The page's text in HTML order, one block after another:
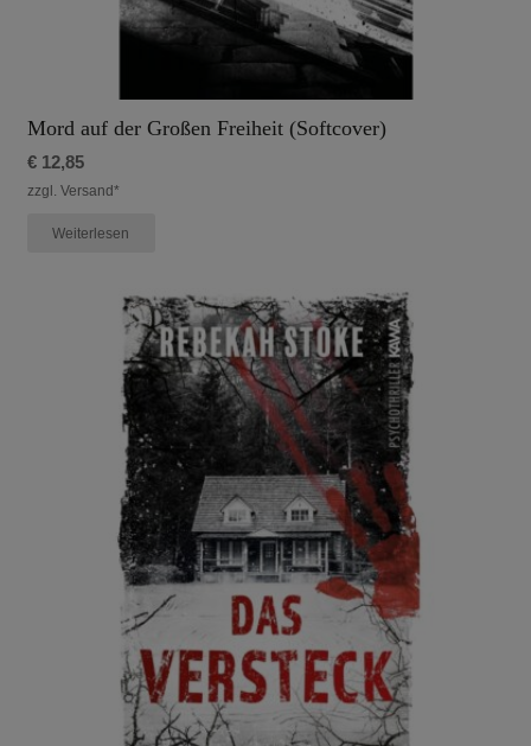
Mord auf der Großen Freiheit (Softcover)
€12,85
zzgl. Versand*
Weiterlesen